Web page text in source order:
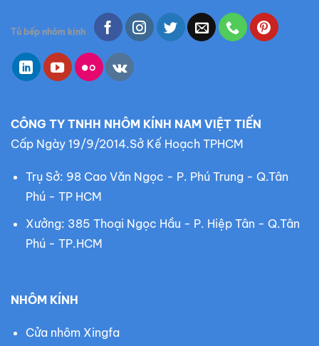
k
ế
m
Tủ bếp nhôm kính
CÔNG TY TNHH NHÔM KÍNH NAM VIỆT TIẾN
Cấp Ngày 19/9/2014.Sở Kế Hoạch TPHCM
Trụ Sở: 98 Cao Văn Ngọc - P. Phú Trung - Q.Tân
Phú - TP HCM
Xưởng: 385 Thoại Ngọc Hầu - P. Hiệp Tân - Q.Tân
Phú - TP.HCM
NHÔM KÍNH
Cửa nhôm Xingfa